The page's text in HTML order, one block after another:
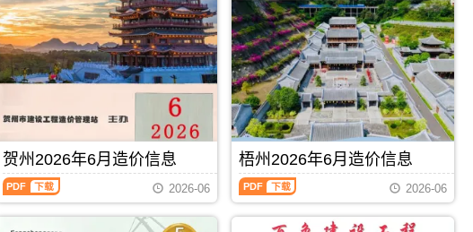
城
港
建
设
工
程
价
息)，
防
城
港
市
建
设
工
程
造
价
信
息）
期
刊，
由
钦
州
市
建
贺州2026年6月造价信息
贺
州
2026-06
梧州2026年6月造价信息
梧
州
2026-06